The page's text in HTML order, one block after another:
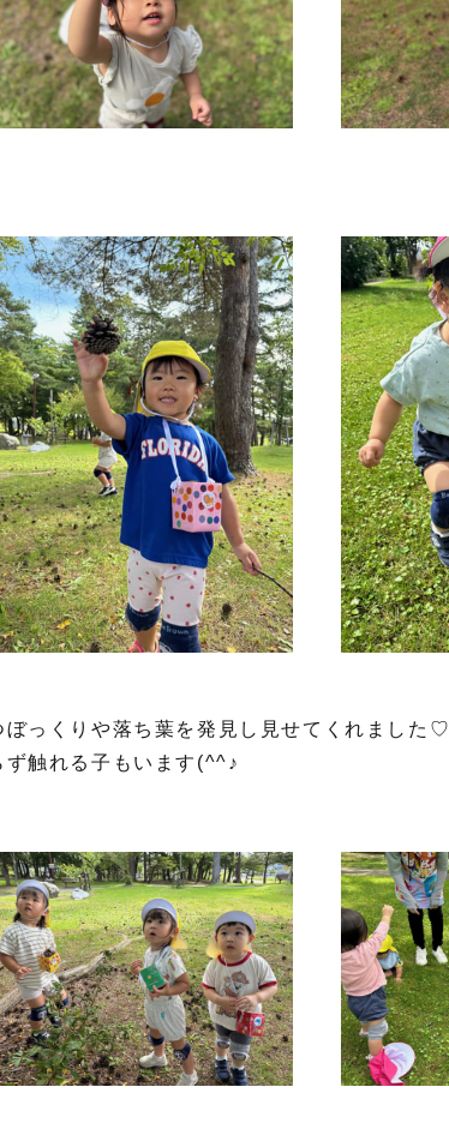
っくりや落ち葉を発見し見せてくれました♡
触れる子もいます(^^♪